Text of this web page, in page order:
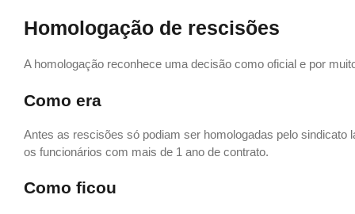
Homologação de rescisões
A homologação reconhece uma decisão como oficial e por
Como era
Antes as rescisões só podiam ser homologadas pelo sindicato
os funcionários com mais de 1 ano de contrato.
Como ficou